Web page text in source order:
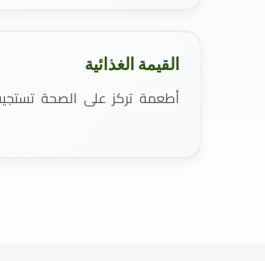
القيمة الغذائية
أطعمة تركز على الصحة